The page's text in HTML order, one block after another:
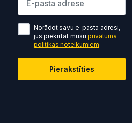
Norādot savu e-pasta adresi,
jūs piekrītat mūsu privātuma
politikas noteikumiem
Pierakstīties